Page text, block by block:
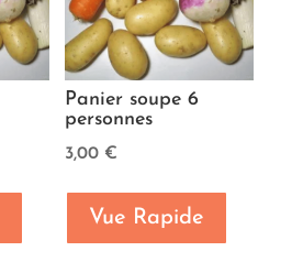
Panier soupe 6
personnes
3,00 €
Vue Rapide